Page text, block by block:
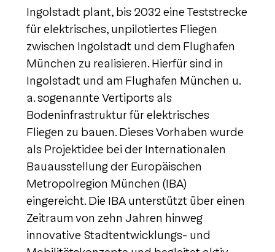
Ingolstadt plant, bis 2032 eine Teststrecke
für elektrisches, unpilotiertes Fliegen
zwischen Ingolstadt und dem Flughafen
München zu realisieren. Hierfür sind in
Ingolstadt und am Flughafen München u.
a. sogenannte Vertiports als
Bodeninfrastruktur für elektrisches
Fliegen zu bauen. Dieses Vorhaben wurde
als Projektidee bei der Internationalen
Bauausstellung der Europäischen
Metropolregion München (IBA)
eingereicht. Die IBA unterstützt über einen
Zeitraum von zehn Jahren hinweg
innovative Stadtentwicklungs- und